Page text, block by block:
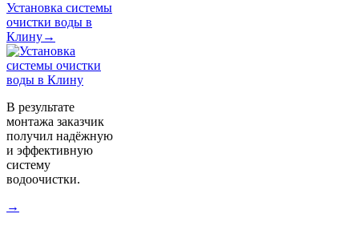
Установка системы
очистки воды в
Клину→
В результате
монтажа заказчик
получил надёжную
и эффективную
систему
водоочистки.
→